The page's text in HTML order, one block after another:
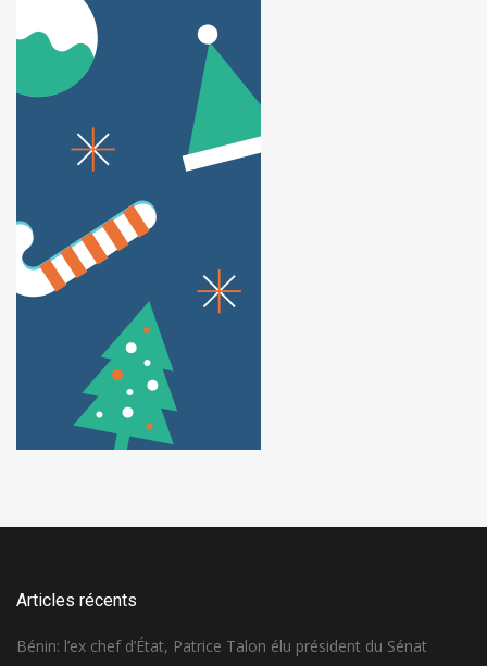
Articles récents
Bénin: l’ex chef d’État, Patrice Talon élu président du Sénat